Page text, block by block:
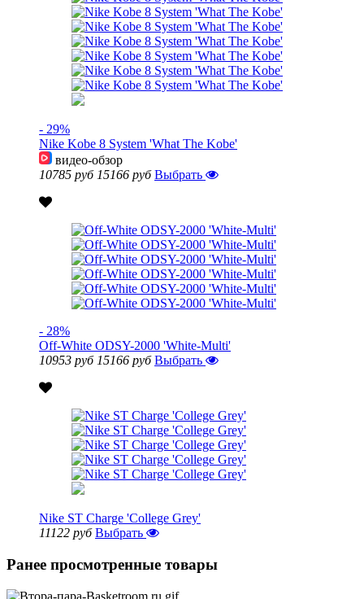
- 29%
Nike Kobe 8 System 'What The Kobe'
видео-обзор
10785 руб 15166 руб Выбрать
- 28%
Off-White ODSY-2000 'White-Multi'
10953 руб 15166 руб Выбрать
Nike ST Charge 'College Grey'
11122 руб Выбрать
Ранее просмотренные товары